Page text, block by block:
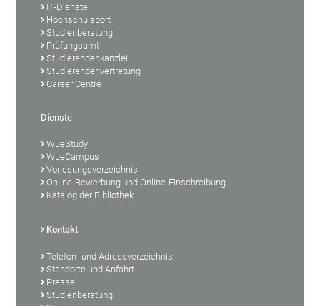
IT-Dienste
Hochschulsport
Studienberatung
Prüfungsamt
Studierendenkanzlei
Studierendenvertretung
Career Centre
Dienste
WueStudy
WueCampus
Vorlesungsverzeichnis
Online-Bewerbung und Online-Einschreibung
Katalog der Bibliothek
Kontakt
Telefon- und Adressverzeichnis
Standorte und Anfahrt
Presse
Studienberatung